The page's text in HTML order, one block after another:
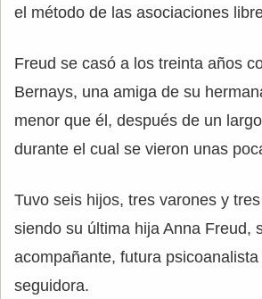
el método de las asociaciones
Freud se casó a los treinta años
Bernays, una amiga de su
menor que él, después de un
durante el cual se vieron unas
Tuvo seis hijos, tres varones y
siendo su última hija Anna Freud,
acompañante, futura
seguidora.